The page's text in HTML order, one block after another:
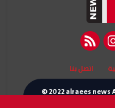
instagram
rss feed
اتصل بنا
© 2022 alraees news